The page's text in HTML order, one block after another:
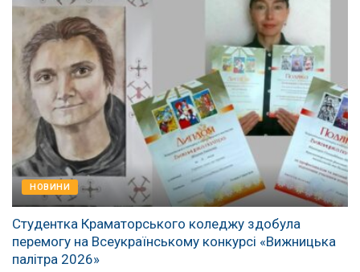
НОВИНИ
Студентка Краматорського коледжу здобула
перемогу на Всеукраїнському конкурсі «Вижницька
палітра 2026»